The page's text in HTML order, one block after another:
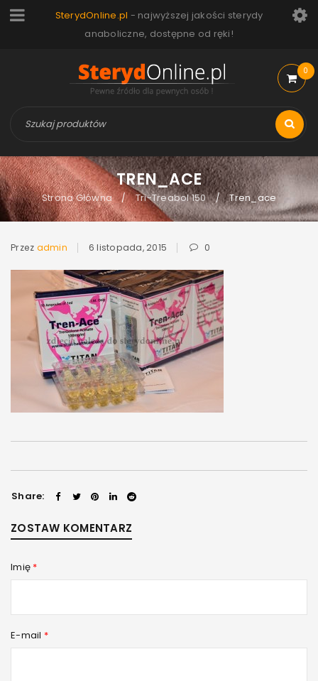
SterydOnline.pl - najwyższej jakości sterydy
anaboliczne, dostępne od ręki!
0
TREN_ACE
Strona Główna / Tri-Treabol 150 / Tren_ace
Przez admin 6 listopada, 2015 0
Share:
ZOSTAW KOMENTARZ
Imię *
E-mail *